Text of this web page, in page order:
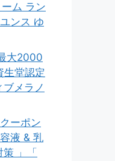
ム ラン
ンス ゆ
大2000
生堂認定
メラノ
ーポン
液 & 乳
」「